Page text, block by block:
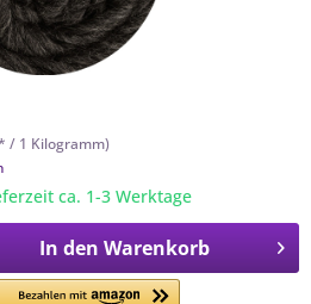
/ 1 Kilogramm)
ca. 1-3 Werktage
In den Warenkorb